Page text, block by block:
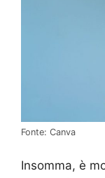
Fonte: Canva
Insomma, è